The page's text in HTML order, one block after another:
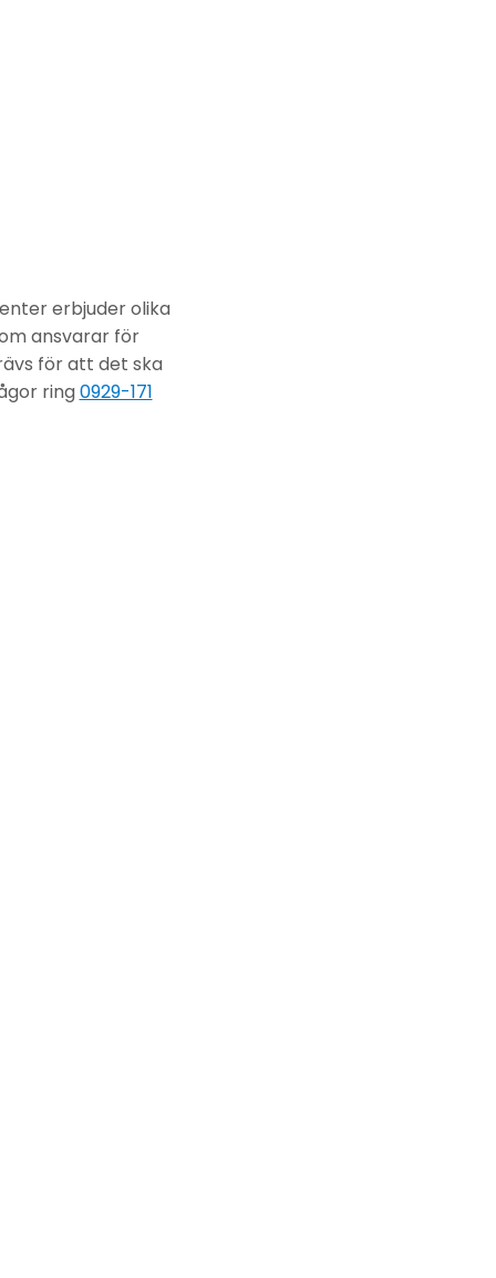
erbjuder olika
ansvarar för
för att det ska
ring 0929-171